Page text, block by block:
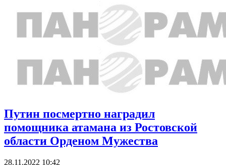
Путин посмертно наградил
помощника атамана из Ростовской
области Орденом Мужества
28.11.2022 10:42